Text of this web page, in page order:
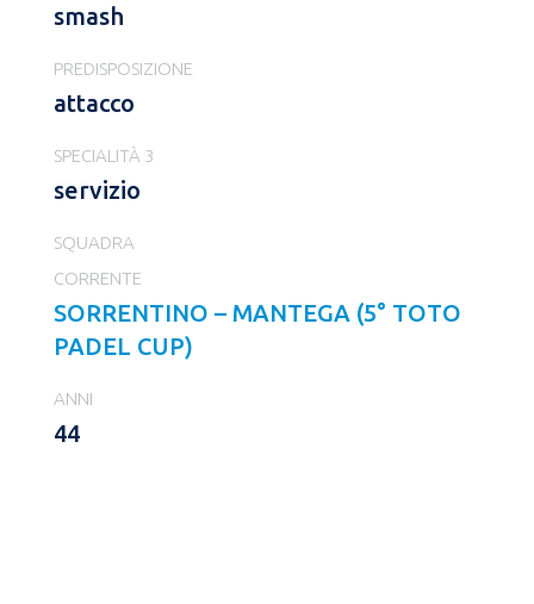
smash
PREDISPOSIZIONE
attacco
SPECIALITÀ 3
servizio
SQUADRA
CORRENTE
SORRENTINO – MANTEGA (5° TOTO
PADEL CUP)
ANNI
44